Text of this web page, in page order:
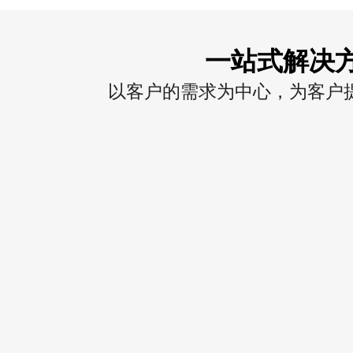
一站式解决
以客户的需求为中心，为客户